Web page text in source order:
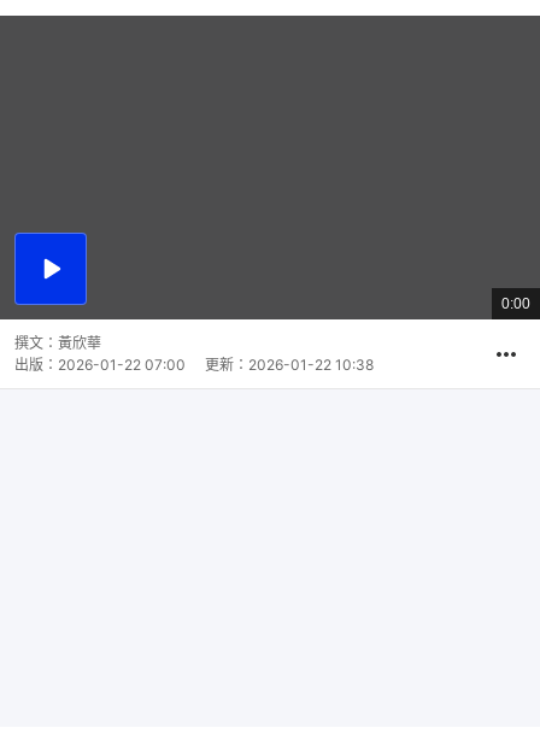
播
總
共
1:05
撰文： 黃欣華
出版： 2026-01-22 07:00 更新： 2026-01-22 10:38